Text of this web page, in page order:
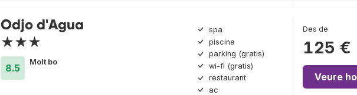
Odjo d'Agua
★★★
8.5
Molt bo
spa
piscina
parking (gratis)
wi-fi (gratis)
restaurant
ac
Des de
125 €
Veure